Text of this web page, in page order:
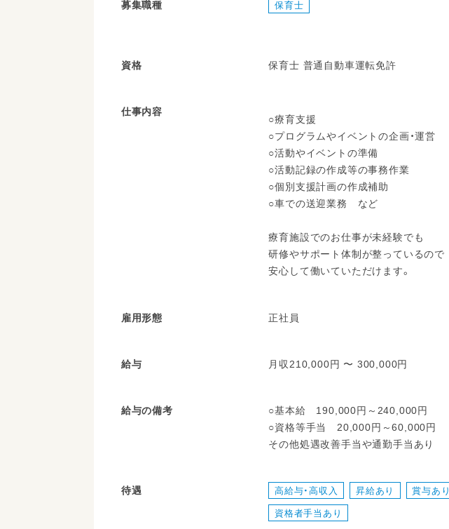
募集職種 保育士
資格 保育士 普通自動車運転免許
仕事内容
○療育支援
○プログラムやイベントの企画・運営
○活動やイベントの準備
○活動記録の作成等の事務作業
○個別支援計画の作成補助
○車での送迎業務 など
療育施設でのお仕事が未経験でも
研修やサポート体制が整っているので
安心して働いていただけます。
雇用形態 正社員
給与 月収210,000円 〜 300,000円
給与の備考
○基本給 190,000円～240,000円
○資格等手当 20,000円～60,000円
その他処遇改善手当や通勤手当あり
待遇 高給与・高収入 昇給あり 賞与あり
資格者手当あり